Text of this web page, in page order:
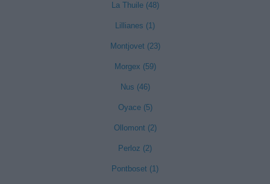
La Thuile (48)
Lillianes (1)
Montjovet (23)
Morgex (59)
Nus (46)
Oyace (5)
Ollomont (2)
Perloz (2)
Pontboset (1)